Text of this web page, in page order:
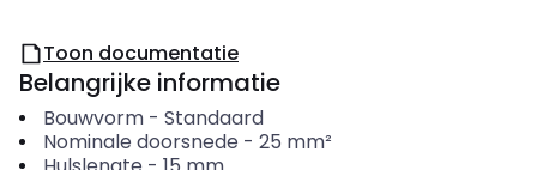
Toon documentatie
Belangrijke informatie
Bouwvorm- Standaard
Nominale doorsnede - 25 mm²